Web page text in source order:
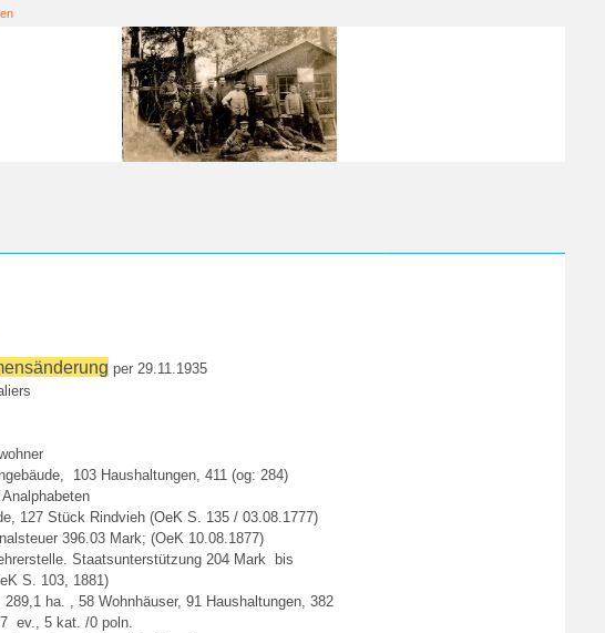
per 29.11.1935
103 Haushaltungen, 411 (og: 284)
127 Stück Rindvieh (OeK S. 135 / 03.08.1777)
396.03 Mark; (OeK 10.08.1877)
Staatsunterstützung 204 Mark bis
S. 103, 1881)
ha. , 58 Wohnhäuser, 91 Haushaltungen, 382
ev., 5 kat. /0 poln.